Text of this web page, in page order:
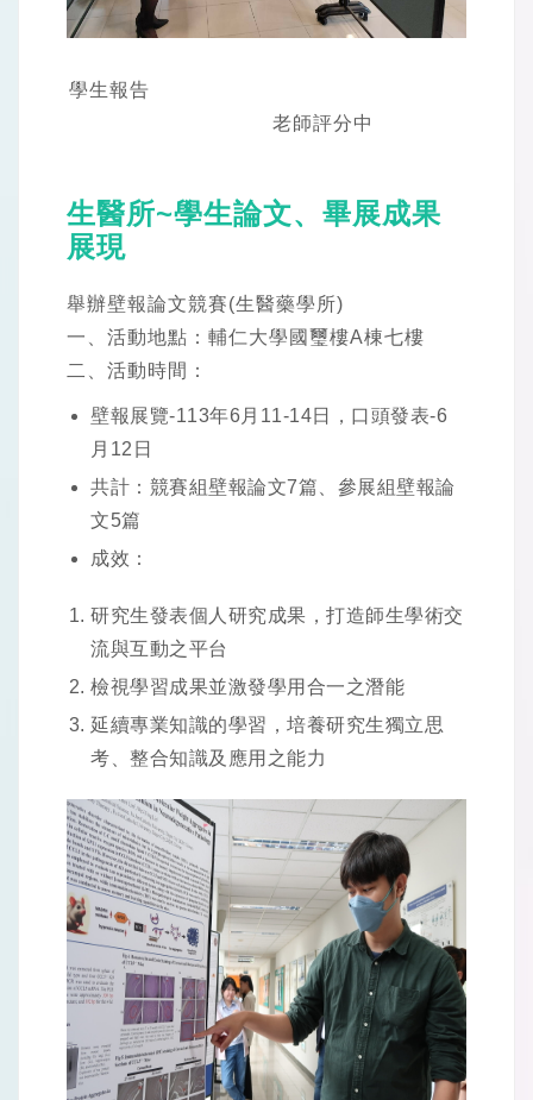
學生報告
老師評分中
生醫所~學生論文、畢展成果
展現
舉辦壁報論文競賽(生醫藥學所)
一、活動地點：輔仁大學國璽樓A棟七樓
二、活動時間：
壁報展覽-113年6月11-14日，口頭發表-6
月12日
共計：競賽組壁報論文7篇、參展組壁報論
文5篇
成效：
研究生發表個人研究成果，打造師生學術交
流與互動之平台
檢視學習成果並激發學用合一之潛能
延續專業知識的學習，培養研究生獨立思
考、整合知識及應用之能力